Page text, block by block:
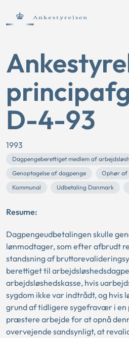
D-4-93
1993
Dagpengeberettiget medlem af
Genoptagelse af dagpenge
Ophør af
Kommunal
Udbetaling Danmark
Resume:
Dagpengeudbetalingen skulle
lønmodtager, som efter afbrudt
standsning af
berettiget til
arbejdsløshedskasse, hvis
sygdom ikke var indtrådt, og hvis
grund af tidligere sygefravær i en
præstere arbejde for at opnå
overvejende sandsynligt, at